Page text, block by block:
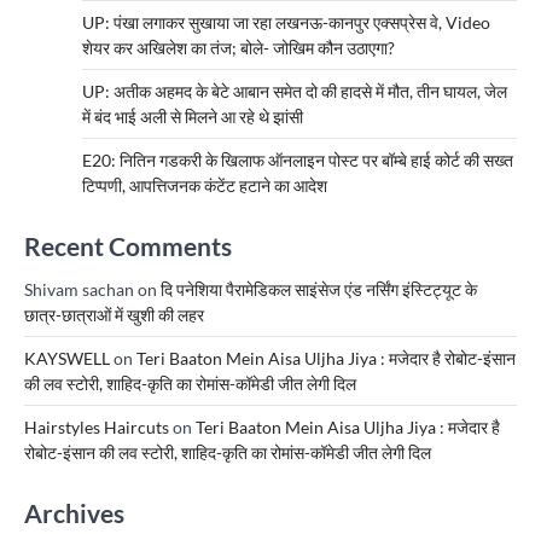
UP: पंखा लगाकर सुखाया जा रहा लखनऊ-कानपुर एक्सप्रेस वे, Video
शेयर कर अखिलेश का तंज; बोले- जोखिम कौन उठाएगा?
UP: अतीक अहमद के बेटे आबान समेत दो की हादसे में मौत, तीन घायल, जेल
में बंद भाई अली से मिलने आ रहे थे झांसी
E20: नितिन गडकरी के खिलाफ ऑनलाइन पोस्ट पर बॉम्बे हाई कोर्ट की सख्त
टिप्पणी, आपत्तिजनक कंटेंट हटाने का आदेश
Recent Comments
Shivam sachan on दि पनेशिया पैरामेडिकल साइंसेज एंड नर्सिंग इंस्टिट्यूट के
छात्र-छात्राओं में खुशी की लहर
KAYSWELLon Teri Baaton Mein Aisa Uljha Jiya : मजेदार है रोबोट-इंसान
की लव स्टोरी, शाहिद-कृति का रोमांस-कॉमेडी जीत लेगी दिल
Hairstyles Haircutson Teri Baaton Mein Aisa Uljha Jiya : मजेदार है
रोबोट-इंसान की लव स्टोरी, शाहिद-कृति का रोमांस-कॉमेडी जीत लेगी दिल
Archives